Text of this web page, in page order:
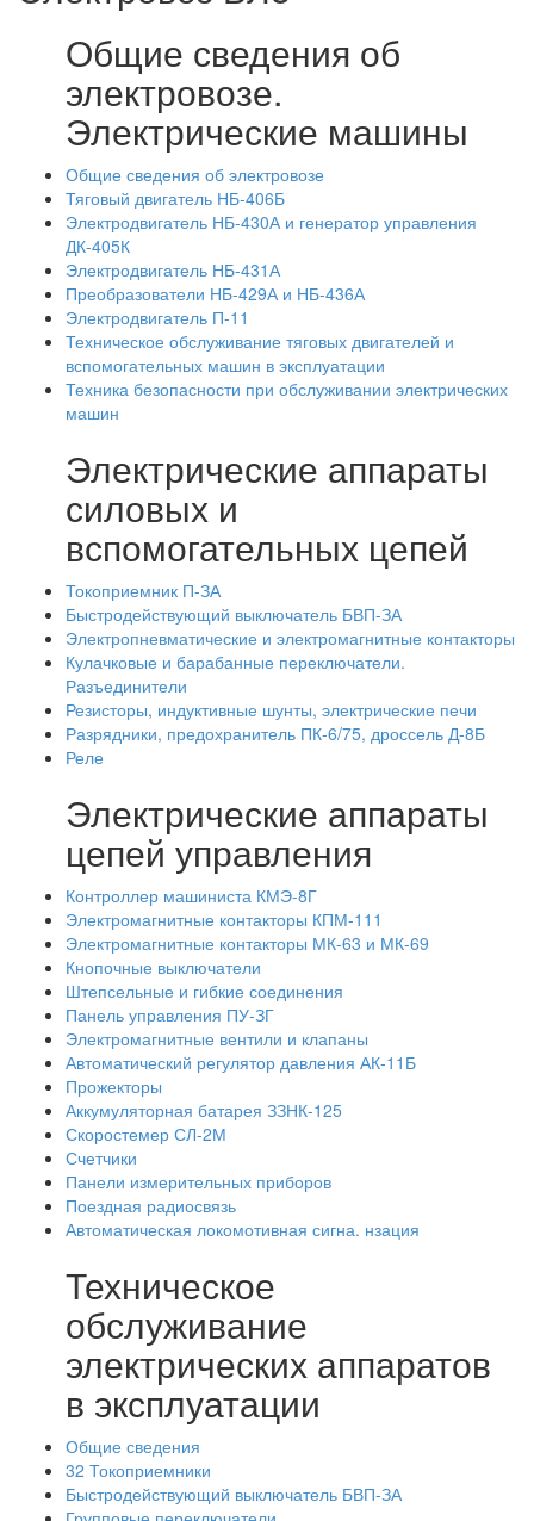
Общие сведения об
электровозе.
Электрические машины
Общие сведения об электровозе
Тяговый двигатель НБ-406Б
Электродвигатель НБ-430А и генератор управления
ДК-405К
Электродвигатель НБ-431А
Преобразователи НБ-429А и НБ-436А
Электродвигатель П-11
Техническое обслуживание тяговых двигателей и
вспомогательных машин в эксплуатации
Техника безопасности при обслуживании электрических
машин
Электрические аппараты
силовых и
вспомогательных цепей
Токоприемник П-ЗА
Быстродействующий выключатель БВП-ЗА
Электропневматические и электромагнитные контакторы
Кулачковые и барабанные переключатели.
Разъединители
Резисторы, индуктивные шунты, электрические печи
Разрядники, предохранитель ПК-6/75, дроссель Д-8Б
Реле
Электрические аппараты
цепей управления
Контроллер машиниста КМЭ-8Г
Электромагнитные контакторы КПМ-111
Электромагнитные контакторы МК-63 и МК-69
Кнопочные выключатели
Штепсельные и гибкие соединения
Панель управления ПУ-ЗГ
Электромагнитные вентили и клапаны
Автоматический регулятор давления АК-11Б
Прожекторы
Аккумуляторная батарея ЗЗНК-125
Скоростемер СЛ-2М
Счетчики
Панели измерительных приборов
Поездная радиосвязь
Автоматическая локомотивная сигна. нзация
Техническое
обслуживание
электрических аппаратов
в эксплуатации
Общие сведения
32 Токоприемники
Быстродействующий выключатель БВП-ЗА